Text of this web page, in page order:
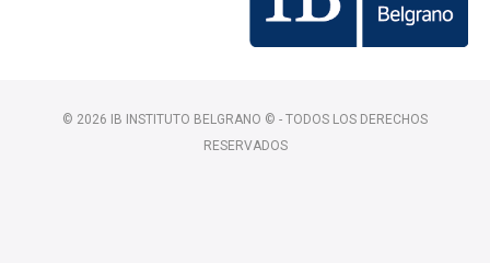
© 2026 IB INSTITUTO BELGRANO © - TODOS LOS DERECHOS
RESERVADOS